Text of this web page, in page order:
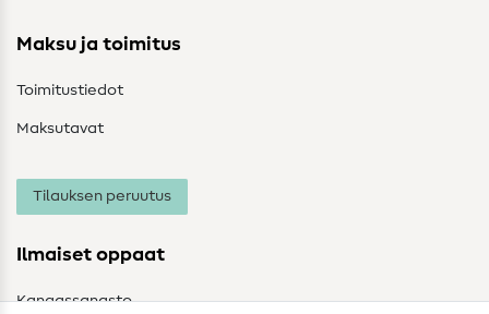
Maksu ja toimitus
Toimitustiedot
Maksutavat
Tilauksen peruutus
Ilmaiset oppaat
Kangassanasto